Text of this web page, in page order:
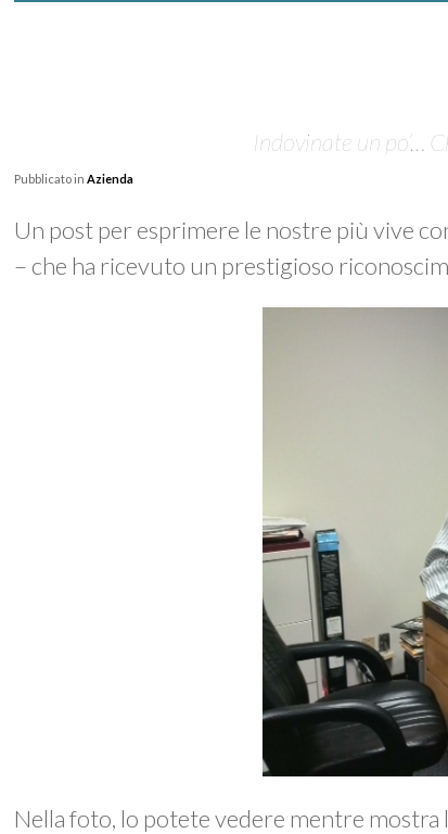
Indovinate un po’…
Pubblicato inAzienda
Un post per esprimere le nostre più vive
– che ha ricevuto un prestigioso
Nella foto, lo potete vedere mentre mostra